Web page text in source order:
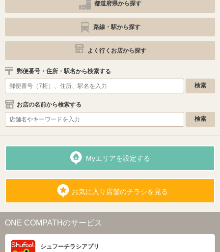
都道府県から探す
路線・駅から探す
よく行くお店から探す
郵便番号・住所・駅名から検索する
お店の名前から検索する
Myエリアを設定する
お気に入り店舗のチラシを見る
ONE COMPATHのサービス
シュフーチラシアプリ